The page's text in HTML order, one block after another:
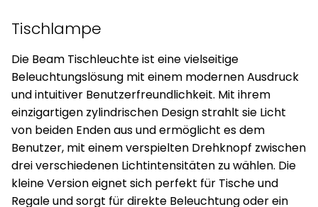
Tischlampe
Die Beam Tischleuchte ist eine vielseitige
Beleuchtungslösung mit einem modernen Ausdruck
und intuitiver Benutzerfreundlichkeit. Mit ihrem
einzigartigen zylindrischen Design strahlt sie Licht
von beiden Enden aus und ermöglicht es dem
Benutzer, mit einem verspielten Drehknopf zwischen
drei verschiedenen Lichtintensitäten zu wählen. Die
kleine Version eignet sich perfekt für Tische und
Regale und sorgt für direkte Beleuchtung oder ein